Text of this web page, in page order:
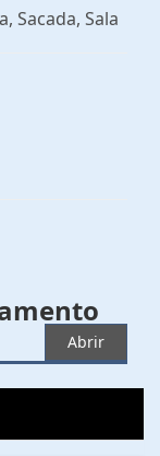
Sacada, Sala
Abrir